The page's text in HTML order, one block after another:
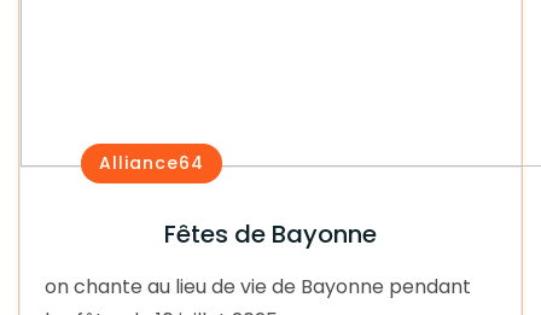
Alliance64
Fêtes de Bayonne
on chante au lieu de vie de Bayonne pendant